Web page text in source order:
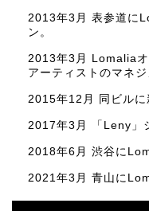
2013年3月 表参道に
ン。
2013年3月 Lomalia
アーティストのマネジ
2015年12月 同ビルに
2017年3月 「Leny」
2018年6月 渋谷に
2021年3月 青山に